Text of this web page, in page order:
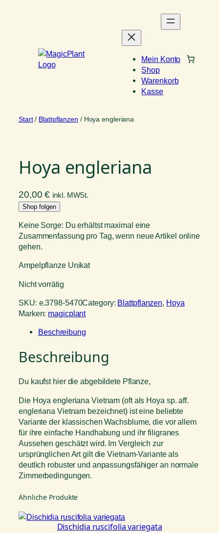
Mein Konto
Shop
Warenkorb
Kasse
Start/ Blattpflanzen / Hoya engleriana
Hoya engleriana
20,00€ inkl. MWSt.
Shop folgen
Keine Sorge: Du erhältst maximal eine
Zusammenfassung pro Tag, wenn neue Artikel online
gehen.
Ampelpflanze Unikat
Nicht vorrätig
SKU: e.3798-5470Category: Blattpflanzen, Hoya
Marken: magicplant
Beschreibung
Beschreibung
Du kaufst hier die abgebildete Pflanze,
Die Hoya engleriana Vietnam (oft als Hoya sp. aff.
engleriana Vietnam bezeichnet) ist eine beliebte
Variante der klassischen Wachsblume, die vor allem
für ihre einfache Handhabung und ihr filigranes
Aussehen geschätzt wird. Im Vergleich zur
ursprünglichen Art gilt die Vietnam-Variante als
deutlich robuster und anpassungsfähiger an normale
Zimmerbedingungen.
Ähnliche Produkte
Dischidia ruscifolia variegata